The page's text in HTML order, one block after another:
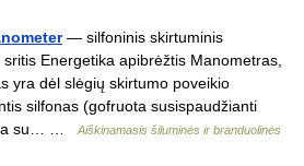
— silfoninis skirtuminis
Energetika apibrėžtis Manometras,
yra dėl slėgių skirtumo poveikio
silfonas (gofruota susispaudžianti
su… …
Aiškinamasis šiluminės ir branduolinės